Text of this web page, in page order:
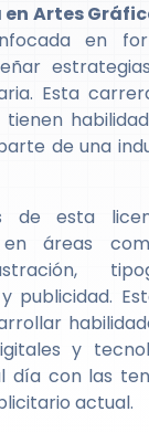
Artes
en
Esta
de una
de esta
en áreas
publicidad.
y
día con las
actual.